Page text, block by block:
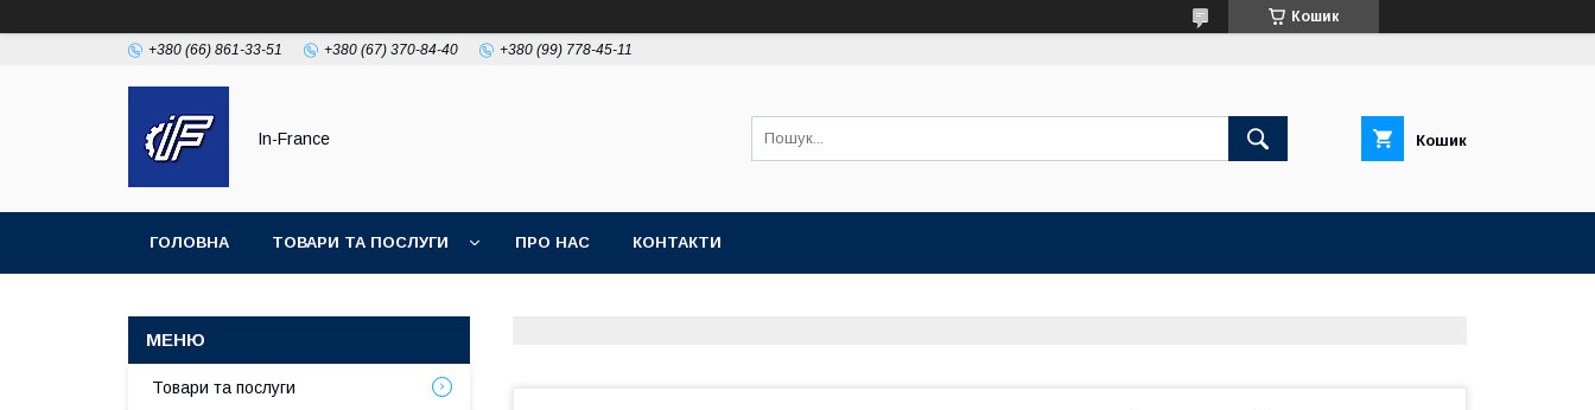
Кошик
+380 (66) 861-33-51 +380 (67) 370-84-40 +380 (99) 778-45-11
In-France Кошик
ГОЛОВНА ТОВАРИ ТА ПОСЛУГИ ПРО НАС КОНТАКТИ
Товари та послуги